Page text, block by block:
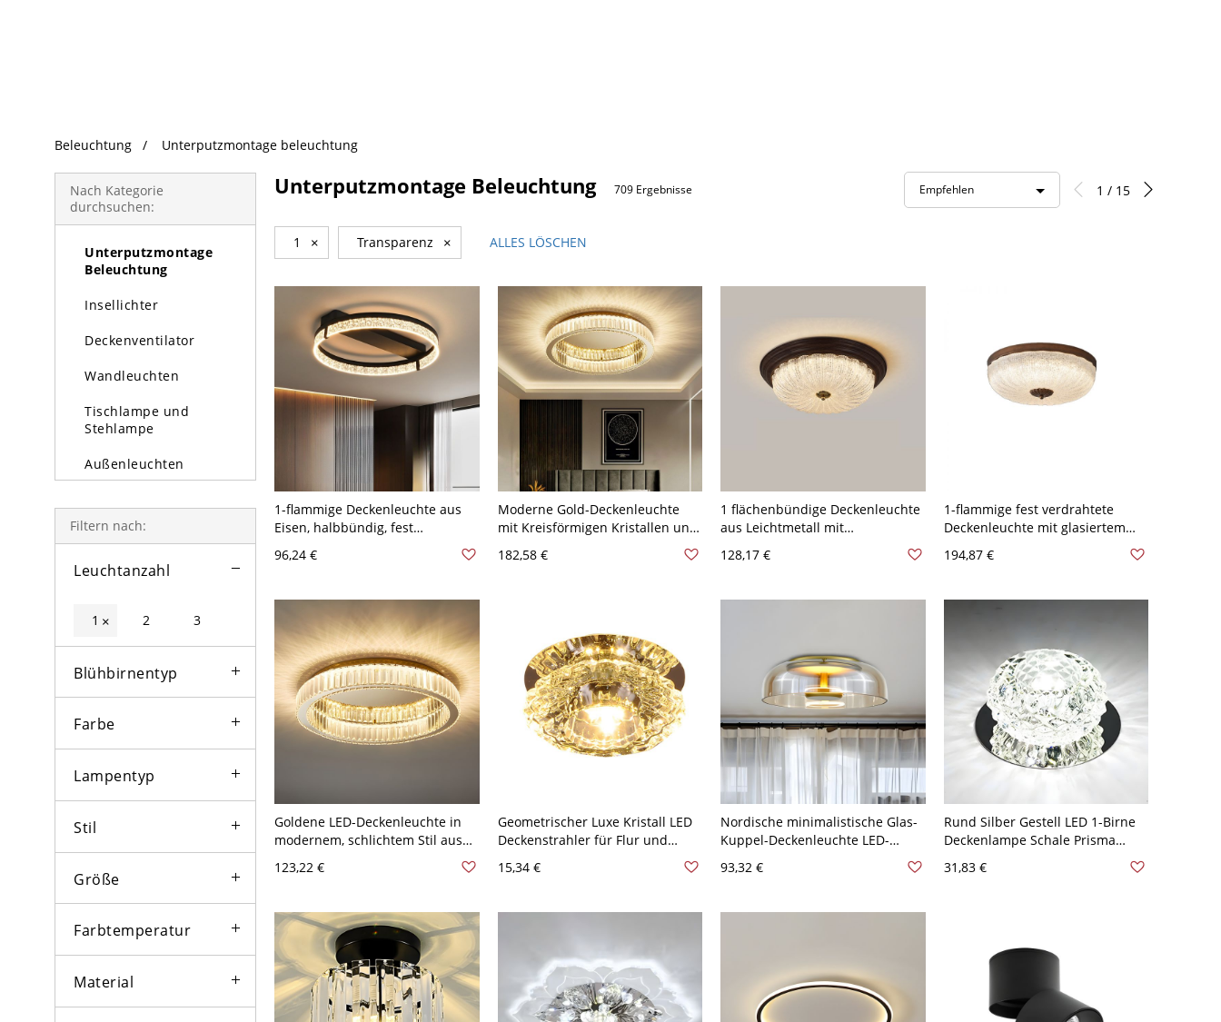
Beleuchtung Unterputzmontage beleuchtung
Nach Kategorie
durchsuchen:
Beleuchtung
Kronleuchter
Pendelleuchte
Unterputzmontage
Beleuchtung
Insellichter
Deckenventilator
Wandleuchten
Tischlampe und
Stehlampe
Außenleuchten
Filtern nach:
Leuchtanzahl
1 × 2 3
Blühbirnentyp
Farbe
Lampentyp
Stil
Größe
Farbtemperatur
Material
Unterputzmontage Beleuchtung 709 Ergebnisse Empfehlen 1 / 15
1 × Transparenz × ALLES LÖSCHEN
1-flammige Deckenleuchte aus
Eisen, halbbündig, fest
Hauptschlafzimmer - Schwarz
Rund
96,24 €
Moderne Gold-Deckenleuchte
mit Kreisförmigen Kristallen und
klarem Glasschirm - 110V-120V
59,69 cm
182,58 €
1 flächenbündige Deckenleuchte
aus Leichtmetall mit
Festverdrahtung und glasierter
Schirm - 110V-120V 38,1 cm
Nussbaum
128,17 €
1-flammige fest verdrahtete
Deckenleuchte mit glasiertem
Schoolhouse-Schirm - 110V-120V
30,48 cm
194,87 €
Goldene LED-Deckenleuchte in
modernem, schlichtem Stil aus
Edelstahl für den Innenbereich
mit Kristallschirm - Golden 110V-
Dimmen
123,22 €
Geometrischer Luxe Kristall LED
Deckenstrahler für Flur und
Transparenz 110V-120V Weißlicht
15,34 €
Nordische minimalistische Glas-
Kuppel-Deckenleuchte LED-
Aufbauleuchte - Bernstein 110V-
120V Warm
93,32 €
Rund Silber Gestell LED 1-Birne
Deckenlampe Schale Prisma
Deckenleuchte - Silber 110V-120V
31,83 €